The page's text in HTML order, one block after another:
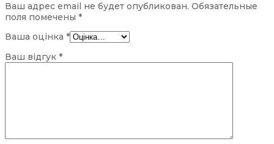
Ваш адрес email не будет опубликован. Обязательные
поля помечены *
Ваша оцінка *
Ваш відгук *